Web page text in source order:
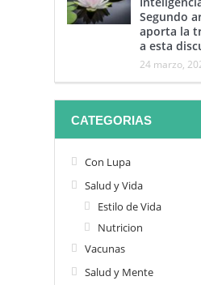
Segundo
aporta la
a esta
24 marzo,
CATEGORIAS
Con Lupa
Salud y Vida
Estilo de Vida
Nutricion
Vacunas
Salud y Mente